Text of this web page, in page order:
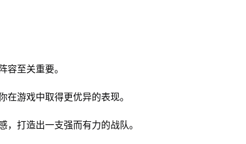
容至关重要。
在游戏中取得更优异的表现。
打造出一支强而有力的战队。